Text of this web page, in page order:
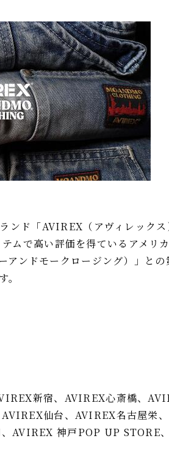
ンド「AVIREX（アヴィレックス
ムで高い評価を得ているアメリ
ンドモークロージング）」との
新宿、AVIREX心斎橋、
仙台、AVIREX名古屋栄
、AVIREX 神戸POP UP